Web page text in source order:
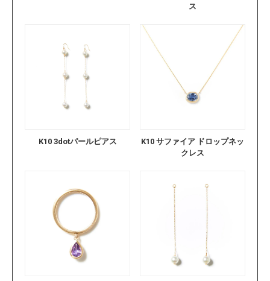
ス
K10 3dotパールピアス
K10 サファイア ドロップネッ
クレス